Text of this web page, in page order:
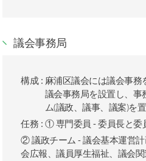
議会事務局
構成 : 麻浦区議会には議会事務
議会事務局を設置し、事
ム(議政、議事、議案)を置
任務 : ① 専門委員 - 委員長と委
② 議政チーム - 議会基本運営
会広報、議員厚生福祉、議会